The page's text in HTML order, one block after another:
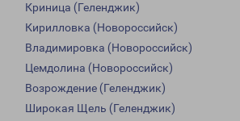
Криница (Геленджик)
Кирилловка (Новороссийск)
Владимировка (Новороссийск)
Цемдолина (Новороссийск)
Возрождение (Геленджик)
Широкая Щель (Геленджик)